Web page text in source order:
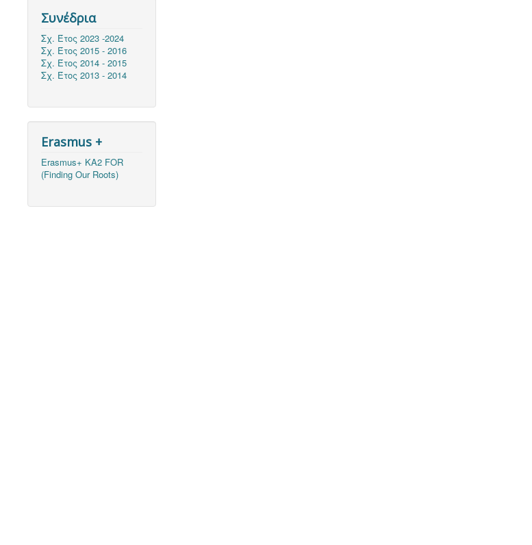
Συνέδρια
Σχ. Έτος 2023 -2024
Σχ. Έτος 2015 - 2016
Σχ. Έτος 2014 - 2015
Σχ. Έτος 2013 - 2014
Erasmus +
Erasmus+ KA2 FOR
(Finding Our Roots)